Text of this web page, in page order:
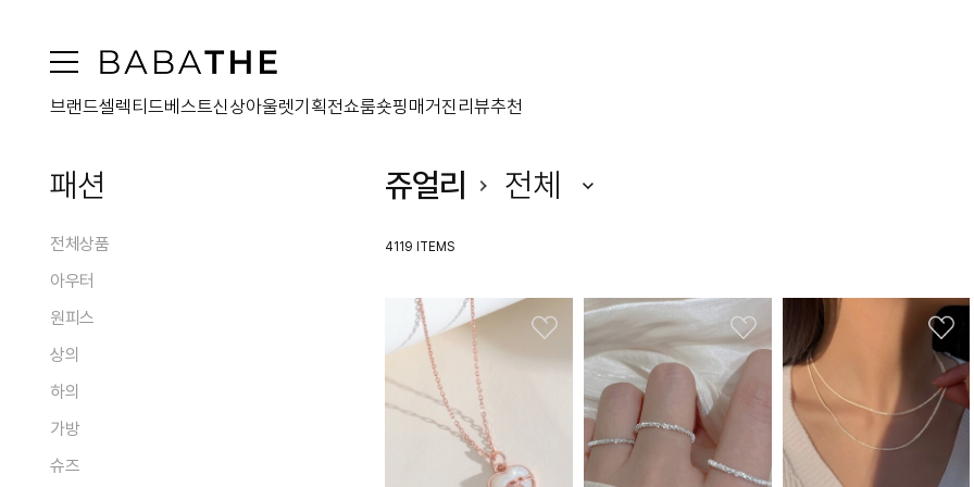
브랜드셀렉티드베스트신상아울렛기획전쇼룸숏핑 매거진 리뷰추천
패션
전체상품
아우터
전체
코트
패딩
자켓
점퍼
원피스
전체
맥시원피스
미디원피스
투피스원피스
상의
전체
블라우스/셔츠
티셔츠
하의
전체
스커트
가방
전체
슈즈
쥬얼리 전체
4119 ITEMS